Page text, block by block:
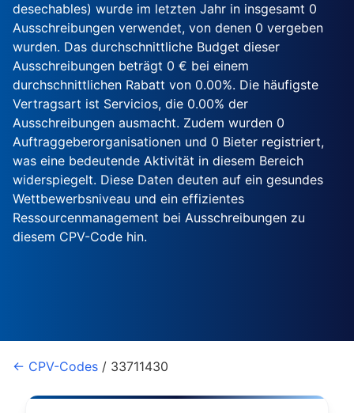
desechables) wurde im letzten Jahr in insgesamt 0
Ausschreibungen verwendet, von denen 0 vergeben
wurden. Das durchschnittliche Budget dieser
Ausschreibungen beträgt 0 € bei einem
durchschnittlichen Rabatt von 0.00%. Die häufigste
Vertragsart ist Servicios, die 0.00% der
Ausschreibungen ausmacht. Zudem wurden 0
Auftraggeberorganisationen und 0 Bieter registriert,
was eine bedeutende Aktivität in diesem Bereich
widerspiegelt. Diese Daten deuten auf ein gesundes
Wettbewerbsniveau und ein effizientes
Ressourcenmanagement bei Ausschreibungen zu
diesem CPV-Code hin.
← CPV-Codes / 33711430